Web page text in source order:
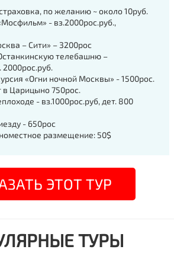
по желанию ~ около 10руб.
- вз.2000рос.руб.,
– Сити» – 3200рос
телебашню –
2000рос.руб.
«Огни ночной Москвы» - 1500рос.
в Царицыно 750рос.
- вз.1000рос.руб, дет. 800
- 650рос
размещение: 50$
ЭТОТ ТУР
ТУРЫ